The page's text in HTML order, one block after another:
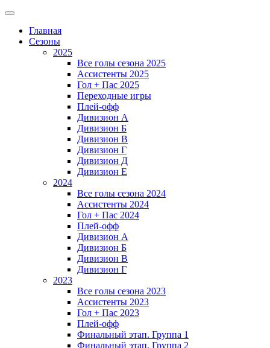
Главная
Сезоны
2025
Все голы сезона 2025
Ассистенты 2025
Гол + Пас 2025
Переходные игры
Плей-офф
Дивизион A
Дивизион Б
Дивизион В
Дивизион Г
Дивизион Д
Дивизион Е
2024
Все голы сезона 2024
Ассистенты 2024
Гол + Пас 2024
Плей-офф
Дивизион A
Дивизион Б
Дивизион В
Дивизион Г
2023
Все голы сезона 2023
Ассистенты 2023
Гол + Пас 2023
Плей-офф
Финальный этап. Группа 1
Финальный этап. Группа 2